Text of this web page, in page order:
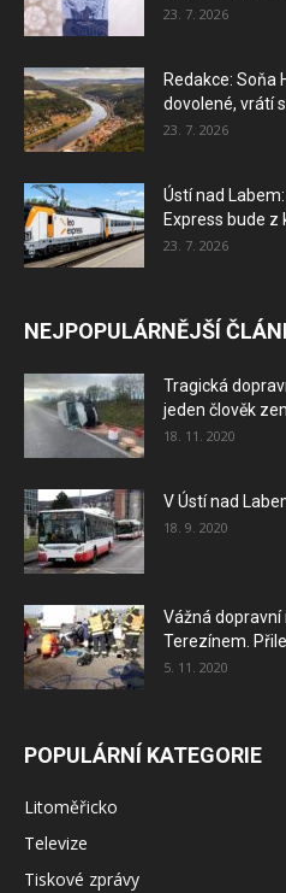
23. 7. 2026
Redakce: Soňa
dovolené, vrátí
23. 7. 2026
Ústí nad
Express bude z
23. 7. 2026
NEJPOPULÁRNĚJŠÍ
Tragická
jeden člověk
18. 11. 2020
V Ústí nad
18. 9. 2020
Vážná
Terezínem.
5. 11. 2020
POPULÁRNÍ KATEGORIE
Litoměřicko
Televize
Tiskové zprávy